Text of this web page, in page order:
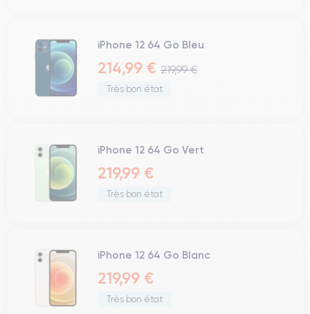
iPhone 12 64 Go Bleu
214,99 € 219,99 €
Très bon état
iPhone 12 64 Go Vert
219,99 €
Très bon état
iPhone 12 64 Go Blanc
219,99 €
Très bon état